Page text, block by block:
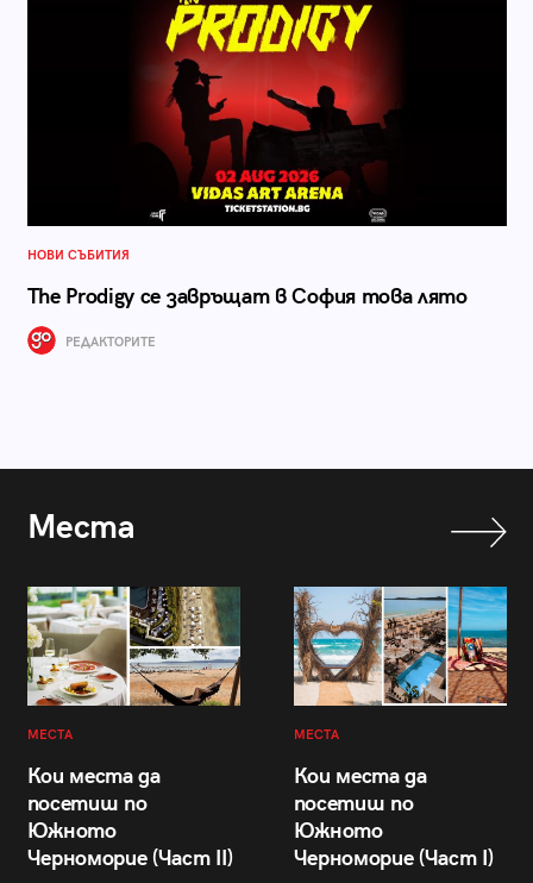
НОВИ СЪБИТИЯ
The Prodigy се завръщат в София това лято
РЕДАКТОРИТЕ
Места
МЕСТА
Кои места да
посетиш по
Южното
Черноморие (Част II)
МЕСТА
Кои места да
посетиш по
Южното
Черноморие (Част I)